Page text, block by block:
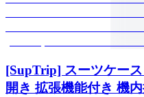
[SupTrip] スーツケー
開き 拡張機能付き 機